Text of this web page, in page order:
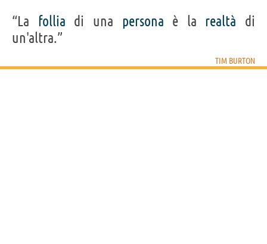
Beetlejuice Mercoledì Miss Peregrine - Big Eyes
“La follia di una persona è la realtà di
un'altra.”
TIM BURTON